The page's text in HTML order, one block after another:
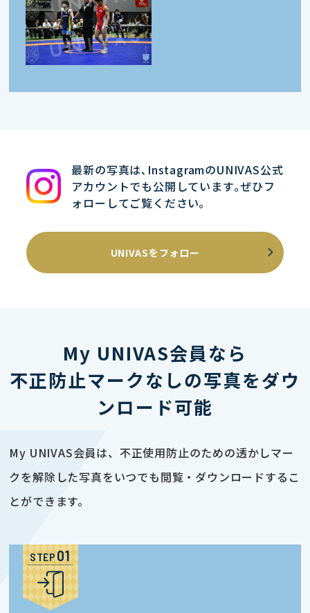
最新の写真は､InstagramのUNIVAS公式
アカウントでも公開しています｡ぜひフ
ォローしてご覧ください｡
UNIVASをフォロー
My UNIVAS会員なら
不正防止マークなしの写真をダウ
ンロード可能
My UNIVAS会員は、不正使用防止のための透かしマー
クを解除した写真をいつでも閲覧・ダウンロードするこ
とができます。
STEP